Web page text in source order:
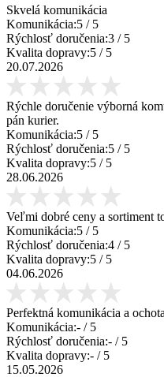
Skvelá komunikácia
Komunikácia:5 / 5
Rýchlosť doručenia:3 / 5
Kvalita dopravy:5 / 5
20.07.2026
Rýchle doručenie výborná
pán kurier.
Komunikácia:5 / 5
Rýchlosť doručenia:5 / 5
Kvalita dopravy:5 / 5
28.06.2026
Veľmi dobré ceny a sortiment
Komunikácia:5 / 5
Rýchlosť doručenia:4 / 5
Kvalita dopravy:5 / 5
04.06.2026
Perfektná komunikácia a ochota
Komunikácia:- / 5
Rýchlosť doručenia:- / 5
Kvalita dopravy:- / 5
15.05.2026